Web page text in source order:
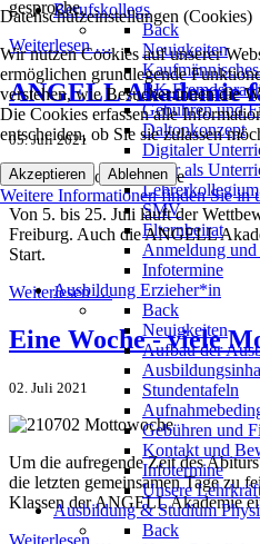
Berufskollegs
Back
Neuigkeiten
BK
Gebühren und
Daltonkonzept
Digitaler
Mehr als
Lehrerkollegium
SMV
Elternbeirat
Anmeldung
Infotermine
Ausbildung Erzieher*in
Back
Neuigkeiten
Aufbau der
Stundentafeln
Gebühren und
Kontakt und
Infotermine
Unsere
Ausbildung & Studium
Back
gesproche.
Weiterlesen …
ANGELL Akademie
05. Juli 2021
Von 5. bis 25. Juli läuft der
Freiburg. Auch die ANGELL
Start.
Weiterlesen …
Eine Woche - viele
02. Juli 2021
Um die aufregende Zeit des
die letzten gemeinsamen Tage zu
Klassen der ANGELL Akademie
Datenschutzeinstellungen (Cookies)
Wir nutzen Cookies auf unserer
ermöglichen grundlegende
verstehen, wie Besucher:innen die
Die Cookies erfassen alle
entscheiden, ob Sie sie zulassen
Akzeptieren Ablehnen
Weitere Informationen finden Sie in